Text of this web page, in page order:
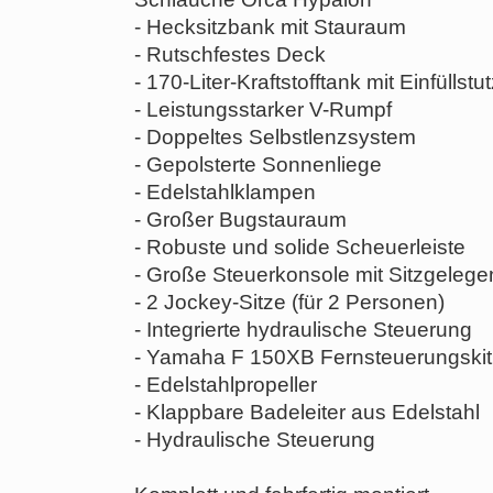
- Hecksitzbank mit Stauraum
- Rutschfestes Deck
- 170-Liter-Kraftstofftank mit
- Leistungsstarker V-Rumpf
- Doppeltes Selbstlenzsystem
- Gepolsterte Sonnenliege
- Edelstahlklampen
- Großer Bugstauraum
- Robuste und solide Scheuerleiste
- Große Steuerkonsole mit
- 2 Jockey-Sitze (für 2 Personen)
- Integrierte hydraulische Steuerung
- Yamaha F 150XB Fernsteuerungskit
- Edelstahlpropeller
- Klappbare Badeleiter aus Edelstahl
- Hydraulische Steuerung